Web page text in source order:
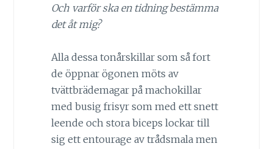
Och varför ska en tidning bestämma
det åt mig?
Alla dessa tonårskillar som så fort
de öppnar ögonen möts av
tvättbrädemagar på machokillar
med busig frisyr som med ett snett
leende och stora biceps lockar till
sig ett entourage av trådsmala men